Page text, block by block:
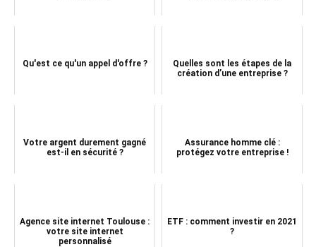
Qu'est ce qu'un appel d'offre ?
Quelles sont les étapes de la
création d’une entreprise ?
Votre argent durement gagné
est-il en sécurité ?
Assurance homme clé :
protégez votre entreprise !
Agence site internet Toulouse :
votre site internet
personnalisé
ETF : comment investir en 2021
?